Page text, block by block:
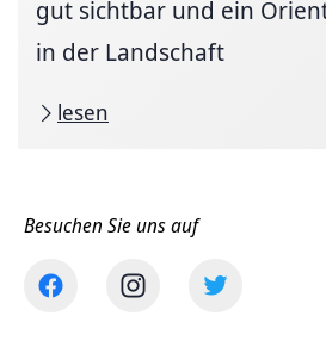
gut sichtbar und ein
in der Landschaft
lesen
Besuchen Sie uns auf